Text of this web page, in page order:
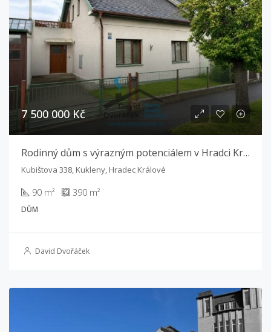
7 500 000 Kč
Rodinný dům s výrazným potenciálem v Hradci Králové – Kuklenách
Kubištova 338, Kukleny, Hradec Králové
90 m² 390 m²
DŮM
David Dvořáček